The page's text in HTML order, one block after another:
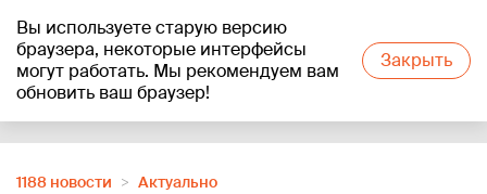
Вы используете старую версию
браузера, некоторые интерфейсы
могут работать. Мы рекомендуем вам
обновить ваш браузер!
Закрыть
+17°C
1188 новости
Актуально